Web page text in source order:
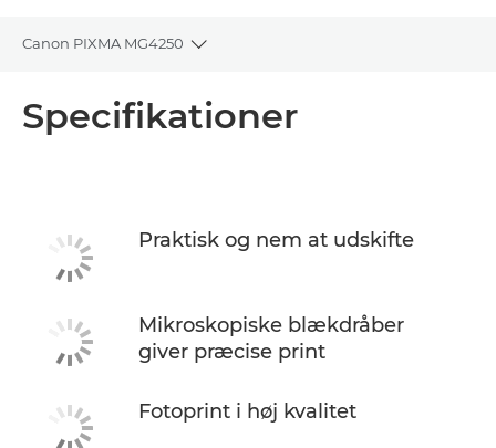
Canon PIXMA MG4250
Toggle breadcrumbs
KØB BLÆK
Specifikationer
Praktisk og nem at udskifte
Mikroskopiske blækdråber
giver præcise print
Fotoprint i høj kvalitet